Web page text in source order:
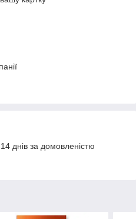
днів за домовленістю